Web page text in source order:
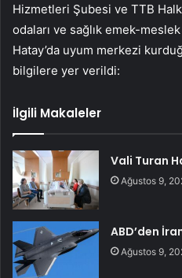
Hizmetleri Şubesi ve TTB Halk
odaları ve sağlık emek-
Hatay’da uyum merkezi
bilgilere yer verildi:
İlgili Makaleler
Vali Turan
Ağustos 9,
ABD’den
Ağustos 9,